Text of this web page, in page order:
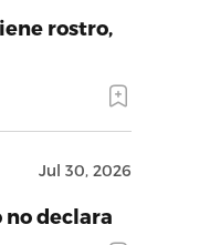
rostro,
Jul 30, 2026
no declara